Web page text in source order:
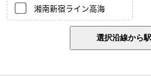
湘南新宿ライン高海